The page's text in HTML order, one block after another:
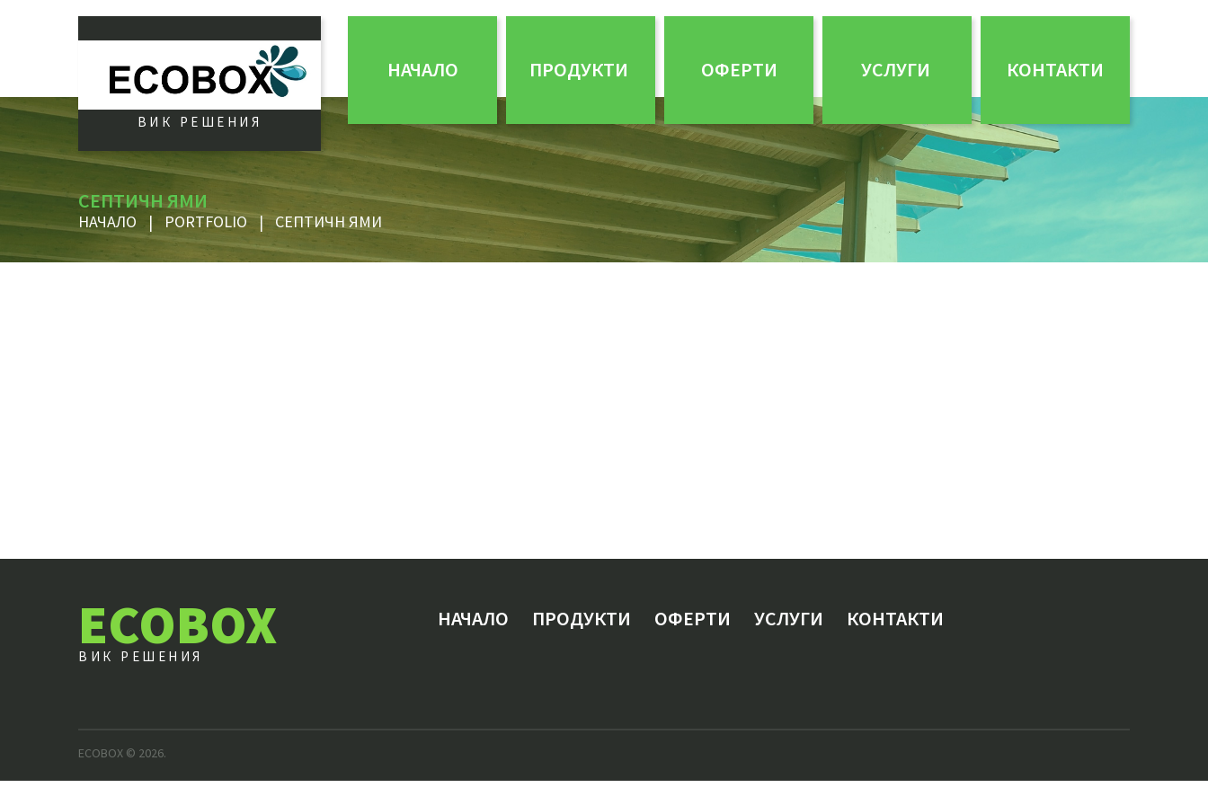
ВИК РЕШЕНИЯ
НАЧАЛО ПРОДУКТИ ОФЕРТИ УСЛУГИ КОНТАКТИ
СЕПТИЧН ЯМИ
НАЧАЛО | PORTFOLIO | СЕПТИЧН ЯМИ
ECOBOX
ВИК РЕШЕНИЯ
НАЧАЛО ПРОДУКТИ ОФЕРТИ УСЛУГИ КОНТАКТИ
ECOBOX © 2026.